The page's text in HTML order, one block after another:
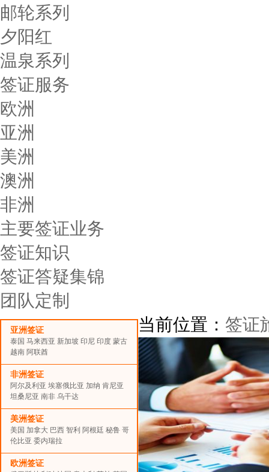
邮轮系列
夕阳红
温泉系列
签证服务
欧洲
亚洲
美洲
澳洲
非洲
主要签证业务
签证知识
签证答疑集锦
团队定制
亚洲签证
泰国 马来西亚 新加坡 印尼 印度 蒙古
越南 阿联酋
非洲签证
阿尔及利亚 埃塞俄比亚 加纳 肯尼亚
坦桑尼亚 南非 乌干达
美洲签证
美国 加拿大 巴西 智利 阿根廷 秘鲁 哥
伦比亚 委内瑞拉
欧洲签证
当前位置： 签证